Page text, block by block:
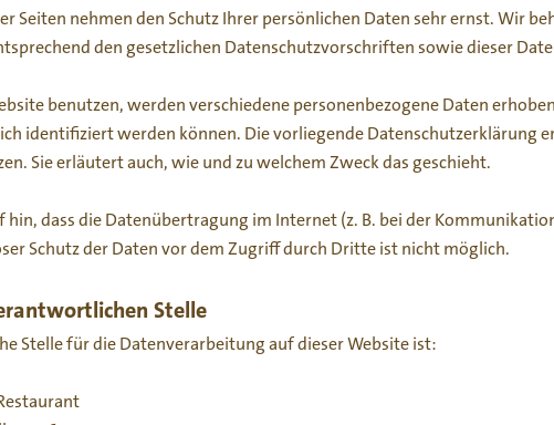
Seiten nehmen den Schutz Ihrer persönlichen Daten sehr ernst. Wir
den gesetzlichen Datenschutzvorschriften sowie dieser
benutzen, werden verschiedene personenbezogene Daten
identifiziert werden können. Die vorliegende Datenschutzerklärung
Sie erläutert auch, wie und zu welchem Zweck das geschieht.
hin, dass die Datenübertragung im Internet (z. B. bei der
Schutz der Daten vor dem Zugriff durch Dritte ist nicht möglich.
Stelle
Stelle für die Datenverarbeitung auf dieser Website ist: